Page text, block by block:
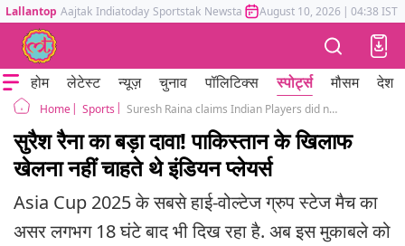
Lallantop Aajtak Indiatoday Sportstak Newstak Mumbai Tak Astrotak
August 10, 2026 | 04:38 IST
होम लेटेस्ट न्यूज़ चुनाव पॉलिटिक्स स्पोर्ट्स मौसम देश
Home Sports Suresh Raina claims Indian Players did not want to play against Pakistan
सुरैश रैना का बड़ा दावा! पाकिस्तान के खि‍लाफ
खेलना नहीं चाहते थे इंडियन प्लेयर्स
Asia Cup 2025 के सबसे हाई-वोल्टेज ग्रुप स्टेज मैच का
असर लगभग 18 घंटे बाद भी दिख रहा है. अब इस मुकाबले को